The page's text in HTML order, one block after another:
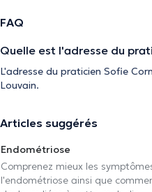
FAQ
Quelle est l'adresse du
L'adresse du praticien Sofie
Louvain.
Articles suggérés
Endométriose
Comprenez mieux les
l'endométriose ainsi que